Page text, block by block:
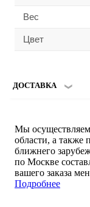
Вес
Цвет
ДОСТАВКА
Мы
области, а также
ближнего
по Москве
вашего заказа
Подробнее